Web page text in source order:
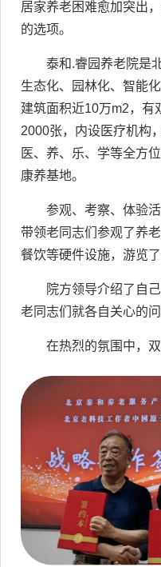
居家养老困难愈加突出
的选项。
泰和.睿园养老院是
生态化、园林化、智能
建筑面积近10万m2，有
2000张，内设医疗机构
医、养、乐、学等全方
康养基地。
参观、考察、体验
带领老同志们参观了养
餐饮等硬件设施，游览
院方领导介绍了自
老同志们就各自关心的问
在热烈的氛围中，